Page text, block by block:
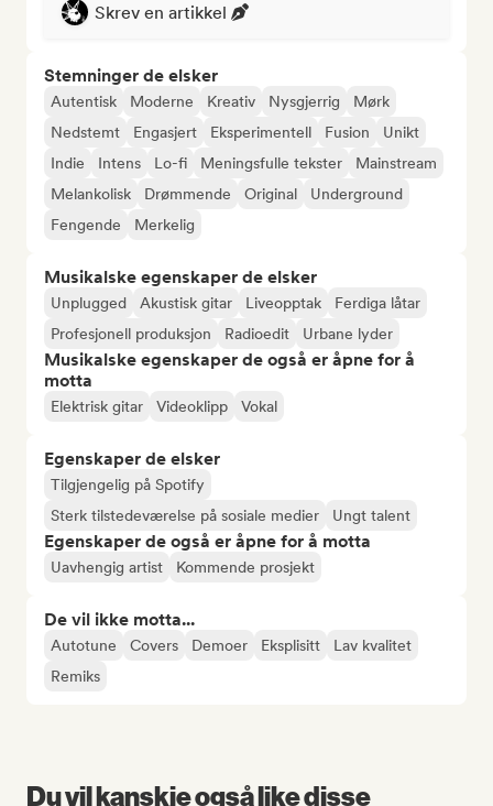
Skrev en artikkel
Stemninger de elsker
Autentisk Moderne Kreativ Nysgjerrig
Mørk
Nedstemt
Engasjert Eksperimentell Fusion
Unikt
Indie
Intens Lo-fi Meningsfulle tekster
Mainstream
Melankolisk
Drømmende Original
Underground
Fengende
Merkelig
Musikalske egenskaper de elsker
Unplugged Akustisk gitar Liveopptak
Ferdiga låtar
Profesjonell produksjon
Radioedit Urbane lyder
Musikalske egenskaper de også er åpne for å
motta
Elektrisk gitar Videoklipp Vokal
Egenskaper de elsker
Tilgjengelig på Spotify
Sterk tilstedeværelse på sosiale medier
Ungt talent
Egenskaper de også er åpne for å motta
Uavhengig artist Kommende prosjekt
De vil ikke motta...
Autotune Covers Demoer Eksplisitt
Lav kvalitet
Remiks
Du vil kanskje også like disse